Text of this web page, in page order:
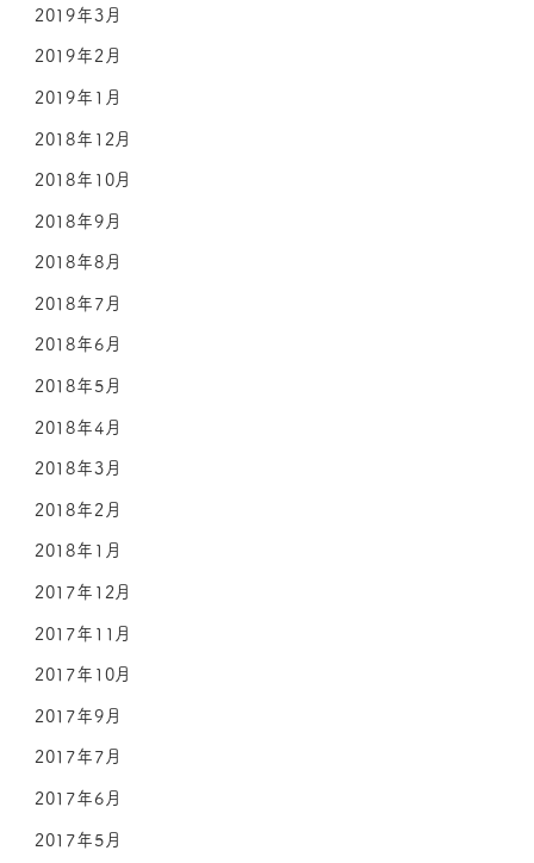
2019年3月
2019年2月
2019年1月
2018年12月
2018年10月
2018年9月
2018年8月
2018年7月
2018年6月
2018年5月
2018年4月
2018年3月
2018年2月
2018年1月
2017年12月
2017年11月
2017年10月
2017年9月
2017年7月
2017年6月
2017年5月